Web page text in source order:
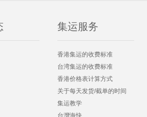
集运服务
香港集运的收费标准
台湾集运的收费标准
香港价格表计算方式
关于每天发货/截单的时间
集运教学
台灣海快